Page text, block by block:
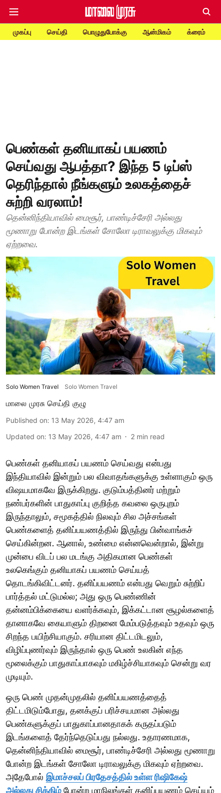
முகப்பு செய்தி பொழுதுபோக்கு ஆன்மிகம் க்ரைம்
பெண்கள் தனியாகப் பயணம்
செய்வது ஆபத்தா? இந்த 5 டிப்ஸ்
தெரிந்தால் நீங்களும் உலகத்தைச்
சுற்றி வரலாம்!
தென்னிந்தியாவில் மைசூர், பாண்டிச்சேரி அல்லது
மூணாறு போன்ற இடங்கள் சோலோ டிராவலுக்கு மிகவும்
ஏற்றவை.
Solo Women Travel Solo Women Travel
மாலை முரசு செய்தி குழு
Published on: 13 May 2026, 4:47 am
Updated on: 13 May 2026, 4:47 am 2 min read
பெண்கள் தனியாகப் பயணம் செய்வது என்பது
இந்தியாவில் இன்றும் பல விவாதங்களுக்கு உள்ளாகும் ஒரு
விஷயமாகவே இருக்கிறது. குடும்பத்தினர் மற்றும்
நண்பர்களின் பாதுகாப்பு குறித்த கவலை ஒருபுறம்
இருந்தாலும், சமூகத்தில் நிலவும் சில அச்சங்கள்
பெண்களைத் தனிப்பயணத்தில் இருந்து பின்வாங்கச்
செய்கின்றன. ஆனால், உண்மை என்னவென்றால், இன்று
முன்பை விடப் பல மடங்கு அதிகமான பெண்கள்
உலகெங்கும் தனியாகப் பயணம் செய்யத்
தொடங்கிவிட்டனர். தனிப்பயணம் என்பது வெறும் சுற்றிப்
பார்த்தல் மட்டுமல்ல; அது ஒரு பெண்ணின்
தன்னம்பிக்கையை வளர்க்கவும், இக்கட்டான சூழல்களைத்
தானாகவே கையாளும் திறனை மேம்படுத்தவும் உதவும் ஒரு
சிறந்த பயிற்சியாகும். சரியான திட்டமிடலும்,
விழிப்புணர்வும் இருந்தால் ஒரு பெண் உலகின் எந்த
மூலைக்கும் பாதுகாப்பாகவும் மகிழ்ச்சியாகவும் சென்று வர
முடியும்.
ஒரு பெண் முதன்முதலில் தனிப்பயணத்தைத்
திட்டமிடும்போது, தனக்குப் பரிச்சயமான அல்லது
பெண்களுக்குப் பாதுகாப்பானதாகக் கருதப்படும்
இடங்களைத் தேர்ந்தெடுப்பது நல்லது. உதாரணமாக,
தென்னிந்தியாவில் மைசூர், பாண்டிச்சேரி அல்லது மூணாறு
போன்ற இடங்கள் சோலோ டிராவலுக்கு மிகவும் ஏற்றவை.
அதேபோல் இமாச்சலப் பிரதேசத்தில் உள்ள ரிஷிகேஷ்
அல்லது சிக்கிம்போன்ற மாநிலங்கள் தனிப்பயணம் செய்யும்